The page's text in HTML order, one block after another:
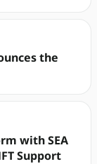
the
with SEA
Support